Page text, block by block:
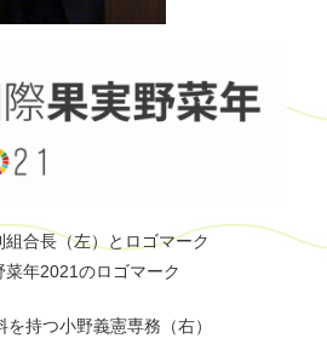
合長（左）とロゴマーク
のロゴマーク
持つ小野義憲専務（右）